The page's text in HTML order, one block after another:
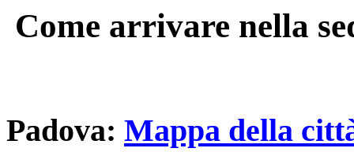
Come arrivare nella
Padova: Mappa della